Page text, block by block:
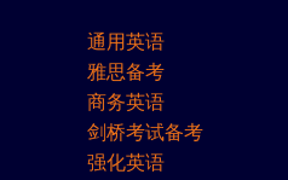
通用英语
雅思备考
商务英语
剑桥考试备考
强化英语